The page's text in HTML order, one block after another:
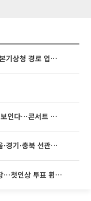
태풍 '돌핀' 오키나와 접근…일본기상청 경로 업데이트
빅뱅, 20주년 기념 '새 뱅봉' 선보인다⋯콘서트 앞두고 팝업 개최
관위 등 추가 압수수색
‘나솔사계’ 국화, 결별 후 재등장⋯첫인상 투표 휩쓸고 ‘인기녀’ 등극